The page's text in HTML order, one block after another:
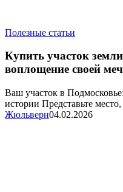
Полезные статьи
земли
воплощение
своей
мечты
Купить участок
воплощение своей
Ваш участок в
истории Представьте
Жюльверн04.02.2026